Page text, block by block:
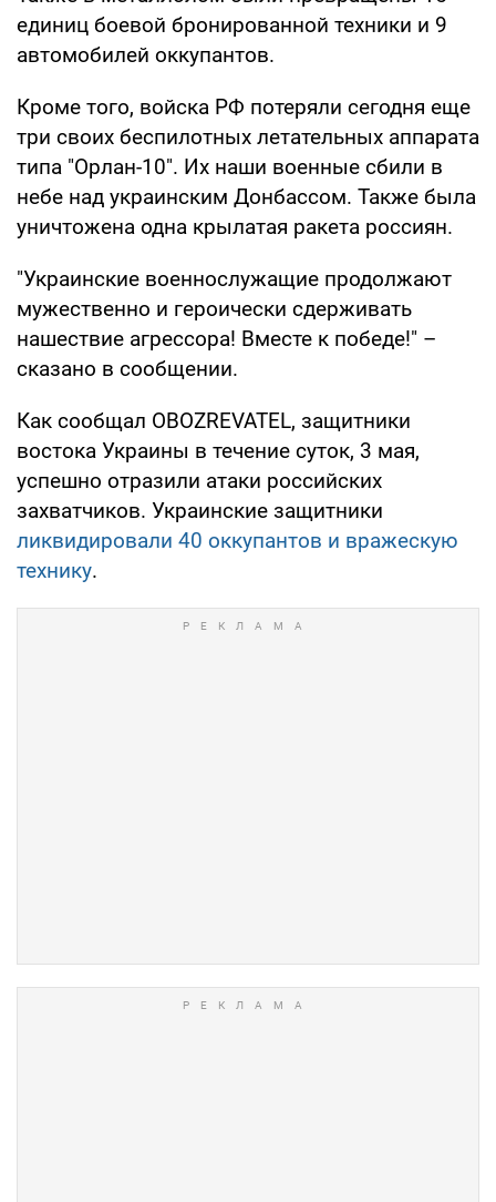
единиц боевой бронированной техники и 9
автомобилей оккупантов.
Кроме того, войска РФ потеряли сегодня еще
три своих беспилотных летательных аппарата
типа "Орлан-10". Их наши военные сбили в
небе над украинским Донбассом. Также была
уничтожена одна крылатая ракета россиян.
"Украинские военнослужащие продолжают
мужественно и героически сдерживать
нашествие агрессора! Вместе к победе!" –
сказано в сообщении.
Как сообщал OBOZREVATEL, защитники
востока Украины в течение суток, 3 мая,
успешно отразили атаки российских
захватчиков. Украинские защитники
ликвидировали 40 оккупантов и вражескую
технику.